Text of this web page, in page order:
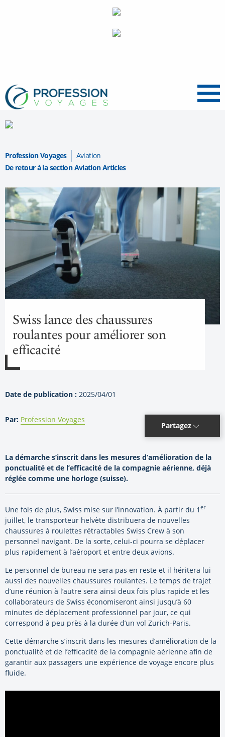
Menu
Profession Voyages
Aviation
De retour à la section Aviation Articles
Swiss lance des chaussures
roulantes pour améliorer son
efficacité
Date de publication : 2025/04/01
Par: Profession Voyages
Partagez
La démarche s’inscrit dans les mesures d’amélioration de la
ponctualité et de l’efficacité de la compagnie aérienne, déjà
réglée comme une horloge (suisse).
Une fois de plus, Swiss mise sur l’innovation. À partir du 1 er
juillet, le transporteur helvète distribuera de nouvelles
chaussures à roulettes rétractables Swiss Crew à son
personnel navigant. De la sorte, celui-ci pourra se déplacer
plus rapidement à l’aéroport et entre deux avions.
Le personnel de bureau ne sera pas en reste et il héritera lui
aussi des nouvelles chaussures roulantes. Le temps de trajet
d’une réunion à l’autre sera ainsi deux fois plus rapide et les
collaborateurs de Swiss économiseront ainsi jusqu’à 60
minutes de déplacement professionnel par jour, ce qui
correspond à peu près à la durée d’un vol Zurich-Paris.
Cette démarche s’inscrit dans les mesures d’amélioration de la
ponctualité et de l’efficacité de la compagnie aérienne afin de
garantir aux passagers une expérience de voyage encore plus
fluide.